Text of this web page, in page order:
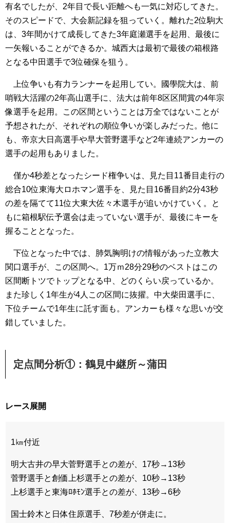
有名でしたが、2年目で長い距離へも一気に対応してきた。
そのスピードで、大会新記録を狙っていく。離れた2位駒大
は、3年間かけて成長してきた3年庭瀬選手を起用、最後に
一矢報いることができるか。城西大は最初で最後の箱根路
となる中田選手で3位確保を狙う。
上位争いも有力ランナーを起用してい。國學院大は、前
哨戦大活躍の2年高山選手に、法大は前年8区区間賞の4年宗
像選手を起用。この区間ということは万全ではないことが
予想されたが、それぞれの順位争いが楽しみだった。他に
も、帝京大日高選手や早大菅野選手など2年連続アンカーの
選手の起用もありました。
僅か4秒差となったシード権争いは、見た目11番目走行の
総合10位東海大ロホマン選手を、見た目16番目約2分43秒
の差を隔てて11位大東大佐々木選手が追いかけていく。と
もに箱根駅伝予選会は走っていない選手が、最後にキーを
握ることとなった。
下位となった中では、肺気胸明けの情報があった立教大
関口選手が、この区間へ。1万ｍ28分29秒のベストはこの
区間断トツでトップとなる中、どのくらい戻っているか。
また珍しく1年生が4人この区間に抜擢。中大柴田選手に、
下位チームで1年生に託す面も。アンカーも様々な思いが交
錯していました。
定点間分析①：鶴見中継所～蒲田
レース展開
1㎞付近
明大古井の早大菅野選手との差が、17秒→13秒
菅野選手と創価上杉選手との差が、10秒→13秒
上杉選手と東海ﾛﾎﾓﾝ選手との差が、13秒→6秒
国士鈴木と日体住原選手、7秒差が併走に。